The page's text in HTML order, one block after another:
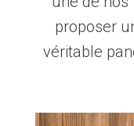
proposer
véritable